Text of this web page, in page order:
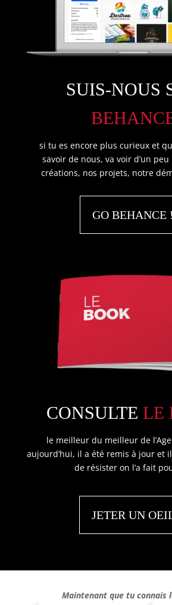
SUIS-NOUS
si tu es encore plus curieux et
savoir de nous, va voir d’un
créations, nos projets, notre
GO BEHANCE !
CONSULTE LE
le meilleur du meilleur de
aujourd’hui, il a été remis à jour et
de résister on l’a fait
JETER UN
Maintenant que tu connais